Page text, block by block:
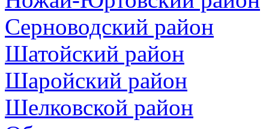
Серноводский район
Шатойский район
Шаройский район
Шелковской район